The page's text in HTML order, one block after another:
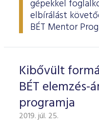
gépekkel
elbírálást
BÉT Mentor
Kibővült
BÉT elemzés-
programja
2019. júl. 25.